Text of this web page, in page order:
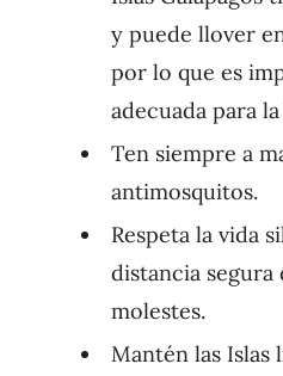
y puede llover
por lo que es
adecuada para
Ten siempre a
antimosquitos.
Respeta la vida
distancia segura
molestes.
Mantén las Islas